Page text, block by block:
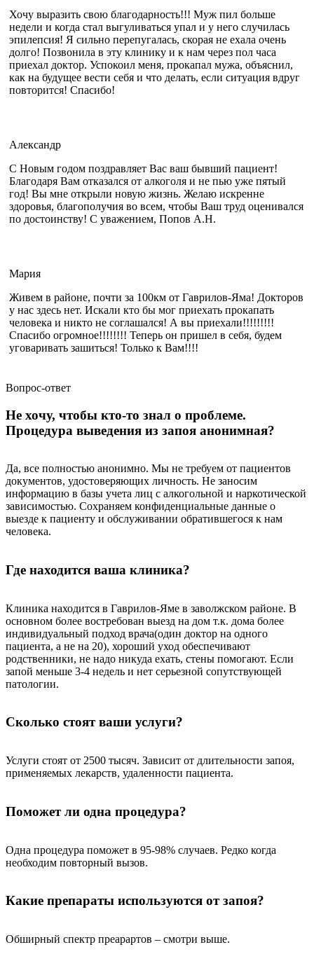
Хочу выразить свою благодарность!!! Муж пил больше
недели и когда стал выгуливаться упал и у него случилась
эпилепсия! Я сильно перепугалась, скорая не ехала очень
долго! Позвонила в эту клинику и к нам через пол часа
приехал доктор. Успокоил меня, прокапал мужа, объяснил,
как на будущее вести себя и что делать, если ситуация вдруг
повторится! Спасибо!
Александр
С Новым годом поздравляет Вас ваш бывший пациент!
Благодаря Вам отказался от алкоголя и не пью уже пятый
год! Вы мне открыли новую жизнь. Желаю искренне
здоровья, благополучия во всем, чтобы Ваш труд оценивался
по достоинству! С уважением, Попов А.Н.
Мария
Живем в районе, почти за 100км от Гаврилов-Яма! Докторов
у нас здесь нет. Искали кто бы мог приехать прокапать
человека и никто не соглашался! А вы приехали!!!!!!!!!
Спасибо огромное!!!!!!!! Теперь он пришел в себя, будем
уговаривать зашиться! Только к Вам!!!!
Вопрос-ответ
Не хочу, чтобы кто-то знал о проблеме.
Процедура выведения из запоя анонимная?
Да, все полностью анонимно. Мы не требуем от пациентов
документов, удостоверяющих личность. Не заносим
информацию в базы учета лиц с алкогольной и наркотической
зависимостью. Сохраняем конфиденциальные данные о
выезде к пациенту и обслуживании обратившегося к нам
человека.
Где находится ваша клиника?
Клиника находится в Гаврилов-Яме в заволжском районе. В
основном более востребован выезд на дом т.к. дома более
индивидуальный подход врача(один доктор на одного
пациента, а не на 20), хороший уход обеспечивают
родственники, не надо никуда ехать, стены помогают. Если
запой меньше 3-4 недель и нет серьезной сопутствующей
патологии.
Сколько стоят ваши услуги?
Услуги стоят от 2500 тысяч. Зависит от длительности запоя,
применяемых лекарств, удаленности пациента.
Поможет ли одна процедура?
Одна процедура поможет в 95-98% случаев. Редко когда
необходим повторный вызов.
Какие препараты используются от запоя?
Обширный спектр преарартов – смотри выше.